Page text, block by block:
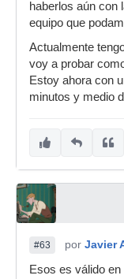
haberlos aún con
equipo que
Actualmente
voy a probar
Estoy ahora con
minutos y medio
#63 por Javier
Esos es válido